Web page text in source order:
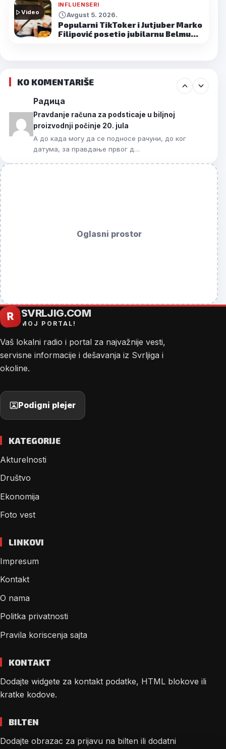
Video
INFLUENSERI
Avgust 5. 2026.
Popularni TikToker i Jutjuber Marko
Filipović posetio jubilarnu Belmu…
KO KOMENTARIŠE
Радица
Pravdanje računa za podsticaje u biljnoj
proizvodnji počinje 20. jula
А до када могу да се подносе рачуни, до ког
датума, за правдање првог д…
Oglasni prostor
R SVRLJIG.COM
MOJ PORTAL!
Vaš lokalni radio i portal za najvažnije vesti,
servisne informacije i dešavanja iz Svrljiga i
okoline.
Podigni plejer
KATEGORIJE
Akturelnosti
Društvo
Ekonomija
Foto vest
LINKOVI
Impresum
Kontakt
O nama
Politka privatnosti
Pravila koriscenja sajta
KONTAKT
Dodajte widgete za kontakt podatke, HTML blokove ili
kratke kodove.
BILTEN
Dodajte obrazac za prijavu na bilten ili dodatni